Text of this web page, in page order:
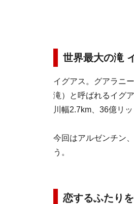
世界最大の滝
イグアス。グアラニ
滝）と呼ばれるイグ
川幅2.7km、36億リ
今回はアルゼンチン
う。
恋するふたり